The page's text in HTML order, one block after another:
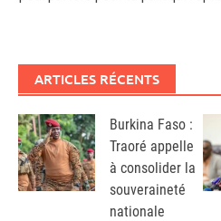
ARTICLES RÉCENTS
Burkina Faso :
Traoré appelle
à consolider la
souveraineté
nationale